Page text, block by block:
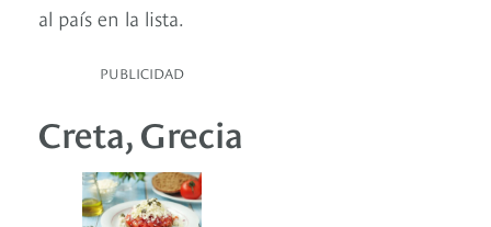
al país en la lista.
PUBLICIDAD
Creta, Grecia